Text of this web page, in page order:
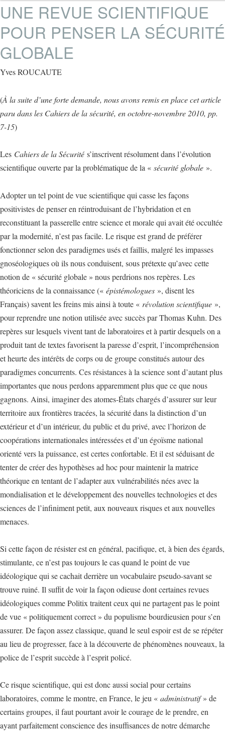
UNE REVUE SCIENTIFIQUE
POUR PENSER LA SÉCURITÉ
GLOBALE
Yves ROUCAUTE
(À la suite d’une forte demande, nous avons remis en place cet article
paru dans les Cahiers de la sécurité, en octobre-novembre 2010, pp.
7-15)
Les Cahiers de la Sécurité s’inscrivent résolument dans l’évolution
scientifique ouverte par la problématique de la « sécurité globale ».
Adopter un tel point de vue scientifique qui casse les façons
positivistes de penser en réintroduisant de l’hybridation et en
reconstituant la passerelle entre science et morale qui avait été occultée
par la modernité, n’est pas facile. Le risque est grand de préférer
fonctionner selon des paradigmes usés et faillis, malgré les impasses
gnoséologiques où ils nous conduisent, sous prétexte qu’avec cette
notion de « sécurité globale » nous perdrions nos repères. Les
théoriciens de la connaissance (« épistémologues », disent les
Français) savent les freins mis ainsi à toute « révolution scientifique »,
pour reprendre une notion utilisée avec succès par Thomas Kuhn. Des
repères sur lesquels vivent tant de laboratoires et à partir desquels on a
produit tant de textes favorisent la paresse d’esprit, l’incompréhension
et heurte des intérêts de corps ou de groupe constitués autour des
paradigmes concurrents. Ces résistances à la science sont d’autant plus
importantes que nous perdons apparemment plus que ce que nous
gagnons. Ainsi, imaginer des atomes-États chargés d’assurer sur leur
territoire aux frontières tracées, la sécurité dans la distinction d’un
extérieur et d’un intérieur, du public et du privé, avec l’horizon de
coopérations internationales intéressées et d’un égoïsme national
orienté vers la puissance, est certes confortable. Et il est séduisant de
tenter de créer des hypothèses ad hoc pour maintenir la matrice
théorique en tentant de l’adapter aux vulnérabilités nées avec la
mondialisation et le développement des nouvelles technologies et des
sciences de l’infiniment petit, aux nouveaux risques et aux nouvelles
menaces.
Si cette façon de résister est en général, pacifique, et, à bien des égards,
stimulante, ce n’est pas toujours le cas quand le point de vue
idéologique qui se cachait derrière un vocabulaire pseudo-savant se
trouve ruiné. Il suffit de voir la façon odieuse dont certaines revues
idéologiques comme Politix traitent ceux qui ne partagent pas le point
de vue « politiquement correct » du populisme bourdieusien pour s’en
assurer. De façon assez classique, quand le seul espoir est de se répéter
au lieu de progresser, face à la découverte de phénomènes nouveaux, la
police de l’esprit succède à l’esprit policé.
Ce risque scientifique, qui est donc aussi social pour certains
laboratoires, comme le montre, en France, le jeu « administratif» de
certains groupes, il faut pourtant avoir le courage de le prendre, en
ayant parfaitement conscience des insuffisances de notre démarche